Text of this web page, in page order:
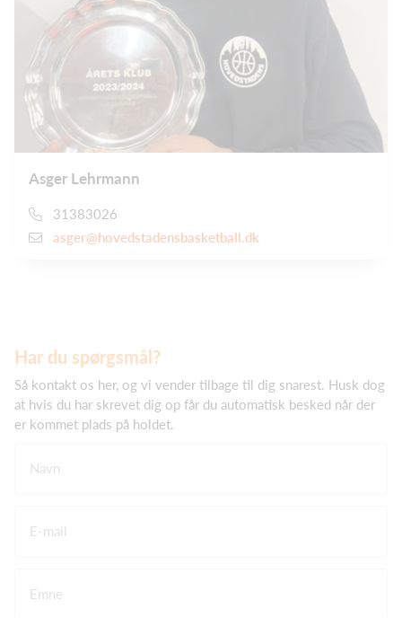
Asger Lehrmann
31383026
asger@hovedstadensbasketball.dk
Har du spørgsmål?
Så kontakt os her, og vi vender tilbage til dig snarest. Husk dog
at hvis du har skrevet dig op får du automatisk besked når der
er kommet plads på holdet.
Navn
E-mail
Emne